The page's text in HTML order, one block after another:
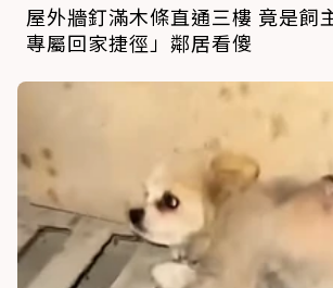
屋外牆釘滿木條直通三樓 竟是飼
專屬回家捷徑」鄰居看傻